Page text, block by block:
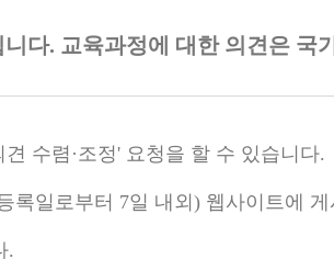
다. 교육과정에 대한 의견은 국
수렴·조정' 요청을 할 수 있습니다.
록일로부터 7일 내외) 웹사이트에
.